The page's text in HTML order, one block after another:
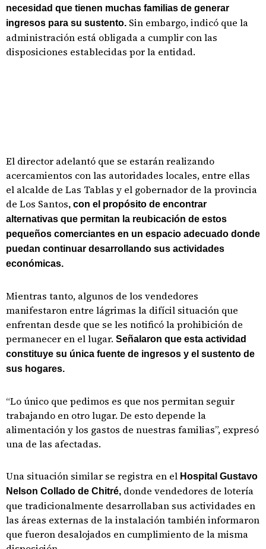
necesidad que tienen muchas familias de generar
ingresos para su sustento. Sin embargo, indicó que la
administración está obligada a cumplir con las
disposiciones establecidas por la entidad.
El director adelantó que se estarán realizando
acercamientos con las autoridades locales, entre ellas
el alcalde de Las Tablas y el gobernador de la provincia
de Los Santos, con el propósito de encontrar
alternativas que permitan la reubicación de estos
pequeños comerciantes en un espacio adecuado donde
puedan continuar desarrollando sus actividades
económicas.
Mientras tanto, algunos de los vendedores
manifestaron entre lágrimas la difícil situación que
enfrentan desde que se les notificó la prohibición de
permanecer en el lugar. Señalaron que esta actividad
constituye su única fuente de ingresos y el sustento de
sus hogares.
“Lo único que pedimos es que nos permitan seguir
trabajando en otro lugar. De esto depende la
alimentación y los gastos de nuestras familias”, expresó
una de las afectadas.
Una situación similar se registra en el Hospital Gustavo
Nelson Collado de Chitré, donde vendedores de lotería
que tradicionalmente desarrollaban sus actividades en
las áreas externas de la instalación también informaron
que fueron desalojados en cumplimiento de la misma